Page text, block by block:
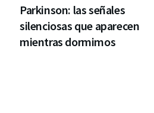
Parkinson: las señales
silenciosas que aparecen
mientras dormimos